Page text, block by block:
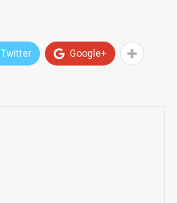
Twitter Google+